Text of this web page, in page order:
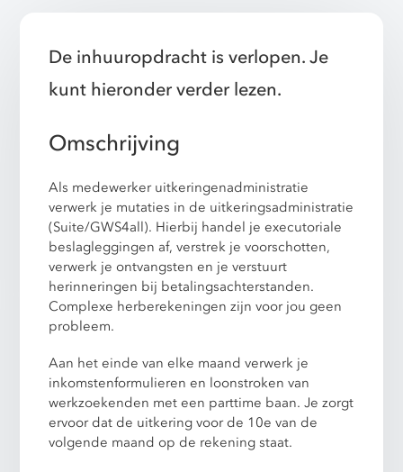
De inhuuropdracht is verlopen. Je
kunt hieronder verder lezen.
Omschrijving
Als medewerker uitkeringenadministratie
verwerk je mutaties in de uitkeringsadministratie
(Suite/GWS4all). Hierbij handel je executoriale
beslagleggingen af, verstrek je voorschotten,
verwerk je ontvangsten en je verstuurt
herinneringen bij betalingsachterstanden.
Complexe herberekeningen zijn voor jou geen
probleem.
Aan het einde van elke maand verwerk je
inkomstenformulieren en loonstroken van
werkzoekenden met een parttime baan. Je zorgt
ervoor dat de uitkering voor de 10e van de
volgende maand op de rekening staat.